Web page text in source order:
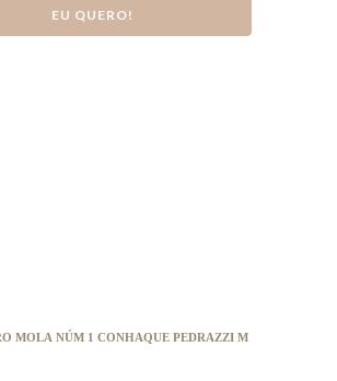
EU QUERO!
MOLA NÚM 1 CONHAQUE PEDRAZZI M